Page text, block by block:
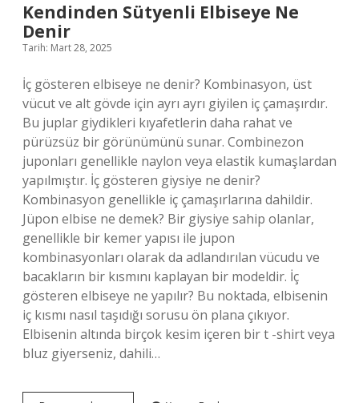
Kendinden Sütyenli Elbiseye Ne
Denir
Tarih: Mart 28, 2025
İç gösteren elbiseye ne denir? Kombinasyon, üst
vücut ve alt gövde için ayrı ayrı giyilen iç çamaşırdır.
Bu juplar giydikleri kıyafetlerin daha rahat ve
pürüzsüz bir görünümünü sunar. Combinezon
juponları genellikle naylon veya elastik kumaşlardan
yapılmıştır. İç gösteren giysiye ne denir?
Kombinasyon genellikle iç çamaşırlarına dahildir.
Jüpon elbise ne demek? Bir giysiye sahip olanlar,
genellikle bir kemer yapısı ile jupon
kombinasyonları olarak da adlandırılan vücudu ve
bacakların bir kısmını kaplayan bir modeldir. İç
gösteren elbiseye ne yapılır? Bu noktada, elbisenin
iç kısmı nasıl taşıdığı sorusu ön plana çıkıyor.
Elbisenin altında birçok kesim içeren bir t -shirt veya
bluz giyerseniz, dahili…